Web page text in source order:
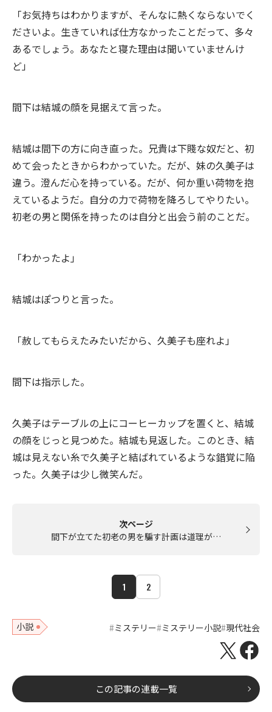
「お気持ちはわかりますが、そんなに熱くならないでく
ださいよ。生きていれば仕方なかったことだって、多々
あるでしょう。あなたと寝た理由は聞いていませんけ
ど」
間下は結城の顔を見据えて言った。
結城は間下の方に向き直った。兄貴は下賤な奴だと、初
めて会ったときからわかっていた。だが、妹の久美子は
違う。澄んだ心を持っている。だが、何か重い荷物を抱
えているようだ。自分の力で荷物を降ろしてやりたい。
初老の男と関係を持ったのは自分と出会う前のことだ。
「わかったよ」
結城はぽつりと言った。
「赦してもらえたみたいだから、久美子も座れよ」
間下は指示した。
久美子はテーブルの上にコーヒーカップを置くと、結城
の顔をじっと見つめた。結城も見返した。このとき、結
城は見えない糸で久美子と結ばれているような錯覚に陥
った。久美子は少し微笑んだ。
次ページ
間下が立てた初老の男を騙す計画は道理が…
1 2
小説 ミステリー ミステリー小説 現代社会
この記事の連載一覧